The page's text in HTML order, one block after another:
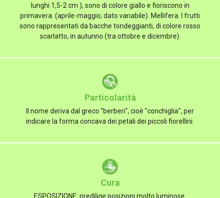
lunghi 1,5-2 cm ), sono di colore giallo e fioriscono in
primavera. (aprile-maggio; dato variabile). Mellifera. I frutti
sono rappresentati da bacche tondeggianti, di colore rosso
scarlatto, in autunno (tra ottobre e dicembre).
Particolarità
Il nome deriva dal greco "berberi", cioè "conchiglia", per
indicare la forma concava dei petali dei piccoli fiorellini.
Cura
ESPOSIZIONE: predilige posizioni molto luminose.